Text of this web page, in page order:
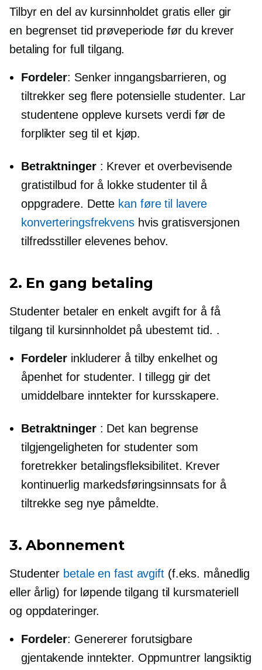
Tilbyr en del av kursinnholdet gratis eller gir
en begrenset tid prøveperiode før du krever
betaling for full tilgang.
Fordeler: Senker inngangsbarrieren, og
tiltrekker seg flere potensielle studenter. Lar
studentene oppleve kursets verdi før de
forplikter seg til et kjøp.
Betraktninger : Krever et overbevisende
gratistilbud for å lokke studenter til å
oppgradere. Dette kan føre til lavere
konverteringsfrekvenshvis gratisversjonen
tilfredsstiller elevenes behov.
2. En gang betaling
Studenter betaler en enkelt avgift for å få
tilgang til kursinnholdet på ubestemt tid. .
Fordeler inkluderer å tilby enkelhet og
åpenhet for studenter. I tillegg gir det
umiddelbare inntekter for kursskapere.
Betraktninger : Det kan begrense
tilgjengeligheten for studenter som
foretrekker betalingsfleksibilitet. Krever
kontinuerlig markedsføringsinnsats for å
tiltrekke seg nye påmeldte.
3. Abonnement
Studenter betale en fast avgift(f.eks. månedlig
eller årlig) for løpende tilgang til kursmateriell
og oppdateringer.
Fordeler: Genererer forutsigbare
gjentakende inntekter. Oppmuntrer langsiktig